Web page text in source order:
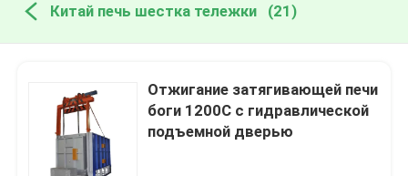
Китай печь шестка тележки (21)
Отжигание затягивающей печи
боги 1200C с гидравлической
подъемной дверью